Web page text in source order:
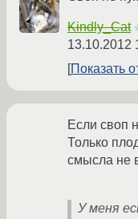
Kindly_Cat
13.10.2012
Показать
Если своп
Только
смысла не
У меня